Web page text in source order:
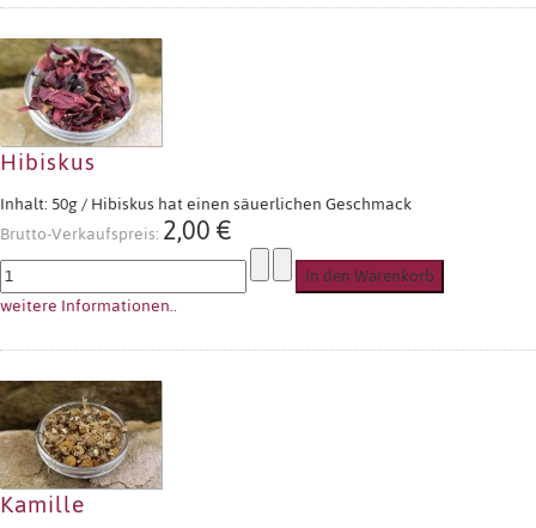
Hibiskus
Inhalt: 50g / Hibiskus hat einen säuerlichen Geschmack
Brutto-Verkaufspreis:2,00 €
weitere Informationen..
Kamille